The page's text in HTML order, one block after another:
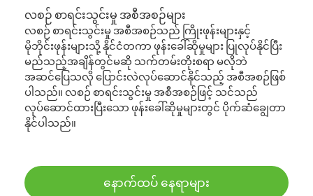
လစဉ် စာရင်းသွင်းမှု အစီအစဉ်များ
လစဉ် စာရင်းသွင်းမှု အစီအစဉ်သည် ကြိုးဖုန်းများနှင့်
မိုဘိုင်းဖုန်းများသို့ နိုင်ငံတကာ ဖုန်းခေါ်ဆိုမှုများ ပြုလုပ်နိုင်ပြီး
မည်သည့်အချိန်တွင်မဆို သက်တမ်းတိုးစရာ မလိုဘဲ
အဆင်ပြေသလို ပြောင်းလဲလုပ်ဆောင်နိုင်သည့် အစီအစဉ်ဖြစ်
ပါသည်။ လစဉ် စာရင်းသွင်းမှု အစီအစဉ်ဖြင့် သင်သည်
လုပ်ဆောင်ထားပြီးသော ဖုန်းခေါ်ဆိုမှုများတွင် ပိုက်ဆံချွေတာ
နိုင်ပါသည်။
နောက်ထပ် နေရာများ